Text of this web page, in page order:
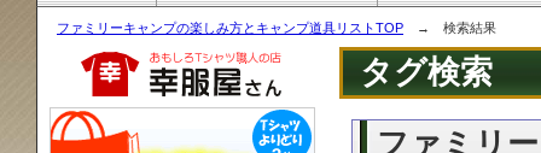
タグ検索
ファミリ
ファミリーキャンプの楽しみ方とキャンプ道具リストTOP → 検索結果